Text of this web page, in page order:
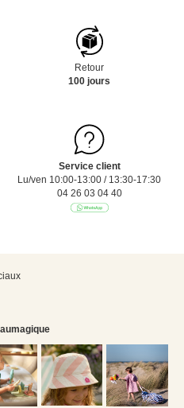
Retour
100 jours
Service client
Lu/ven 10:00-13:00 / 13:30-17:30
04 26 03 04 40